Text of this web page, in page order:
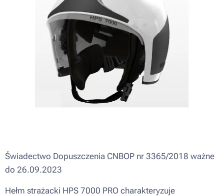
Świadectwo Dopuszczenia CNBOP nr 3365/2018 ważne
do 26.09.2023
Hełm strażacki HPS 7000 PRO charakteryzuje